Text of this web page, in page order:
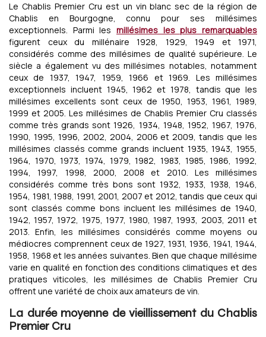
Le Chablis Premier Cru est un vin blanc sec de la région de
Chablis en Bourgogne, connu pour ses millésimes
exceptionnels. Parmi les millésimes les plus remarquables
figurent ceux du millénaire 1928, 1929, 1949 et 1971,
considérés comme des millésimes de qualité supérieure. Le
siècle a également vu des millésimes notables, notamment
ceux de 1937, 1947, 1959, 1966 et 1969. Les millésimes
exceptionnels incluent 1945, 1962 et 1978, tandis que les
millésimes excellents sont ceux de 1950, 1953, 1961, 1989,
1999 et 2005. Les millésimes de Chablis Premier Cru classés
comme très grands sont 1926, 1934, 1948, 1952, 1967, 1976,
1990, 1995, 1996, 2002, 2004, 2006 et 2009, tandis que les
millésimes classés comme grands incluent 1935, 1943, 1955,
1964, 1970, 1973, 1974, 1979, 1982, 1983, 1985, 1986, 1992,
1994, 1997, 1998, 2000, 2008 et 2010. Les millésimes
considérés comme très bons sont 1932, 1933, 1938, 1946,
1954, 1981, 1988, 1991, 2001, 2007 et 2012, tandis que ceux qui
sont classés comme bons incluent les millésimes de 1940,
1942, 1957, 1972, 1975, 1977, 1980, 1987, 1993, 2003, 2011 et
2013. Enfin, les millésimes considérés comme moyens ou
médiocres comprennent ceux de 1927, 1931, 1936, 1941, 1944,
1958, 1968 et les années suivantes. Bien que chaque millésime
varie en qualité en fonction des conditions climatiques et des
pratiques viticoles, les millésimes de Chablis Premier Cru
offrent une variété de choix aux amateurs de vin.
La durée moyenne de vieillissement du Chablis
Premier Cru